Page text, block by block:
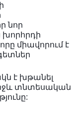
նոր
միավորում է
է խթանել
տնտեսական